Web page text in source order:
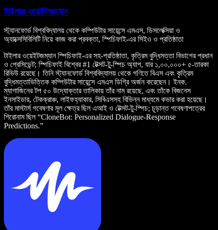
টাইলার ওয়েইটজম্যান
স্ট্যানফোর্ড বিশ্ববিদ্যালয় থেকে কম্পিউটার সায়েন্সে এমএস, ডিসলেক্সিয়া ও
অ্যাক্সেসিবিলিটি নিয়ে কাজ করা প্রবক্তা, স্পিচিফাই-এর সিইও ও প্রতিষ্ঠাতা
টাইলার ওয়েইটজম্যান স্পিচিফাই-এর সহ-প্রতিষ্ঠাতা, কৃত্রিম বুদ্ধিমত্তা বিভাগের প্রধান
ও প্রেসিডেন্ট; স্পিচিফাই বিশ্বের #1 টেক্সট-টু-স্পিচ অ্যাপ, যার ১,০০,০০০+ ৫-তারকা
রিভিউ রয়েছে। তিনি স্ট্যানফোর্ড বিশ্ববিদ্যালয় থেকে গণিতে বিএস এবং কৃত্রিম
বুদ্ধিমত্তাভিত্তিক কম্পিউটার সায়েন্সে এমএস ডিগ্রি অর্জন করেছেন। ইনক.
ম্যাগাজিনের টপ ৫০ উদ্যোক্তার তালিকায় তাঁর নাম রয়েছে, এবং তাঁকে বিজনেস
ইনসাইডার, টেকক্রাঞ্চ, লাইফহ্যাকার, সিবিএসসহ বিভিন্ন মাধ্যমে কভার করা হয়েছে।
তাঁর মাস্টার্স গবেষণার মূল ক্ষেত্র ছিল এআই ও টেক্সট-টু-স্পিচ; চূড়ান্ত গবেষণাপত্রের
শিরোনাম ছিল “CloneBot: Personalized Dialogue-Response
Predictions.”